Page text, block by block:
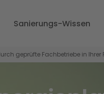
Sanierungs-Wissen
geprüfte Fachbetriebe in Ihrer